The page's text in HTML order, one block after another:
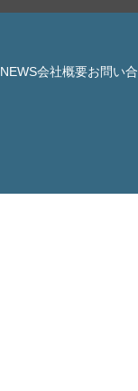
NEWS会社概要お問い合